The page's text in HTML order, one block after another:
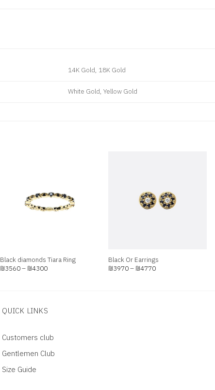
14K Gold, 18K Gold
White Gold, Yellow Gold
wishlist
Black diamonds Tiara Ring
₪3560– ₪4300Price
Black Or Earrings
₪3970– ₪4770Price
QUICK LINKS
Customers club
Gentlemen Club
Size Guide